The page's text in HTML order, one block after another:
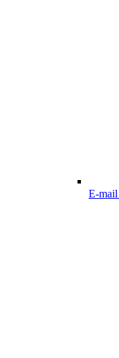
E-mail